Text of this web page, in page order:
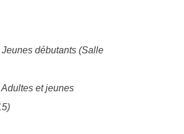
débutants (Salle
et jeunes